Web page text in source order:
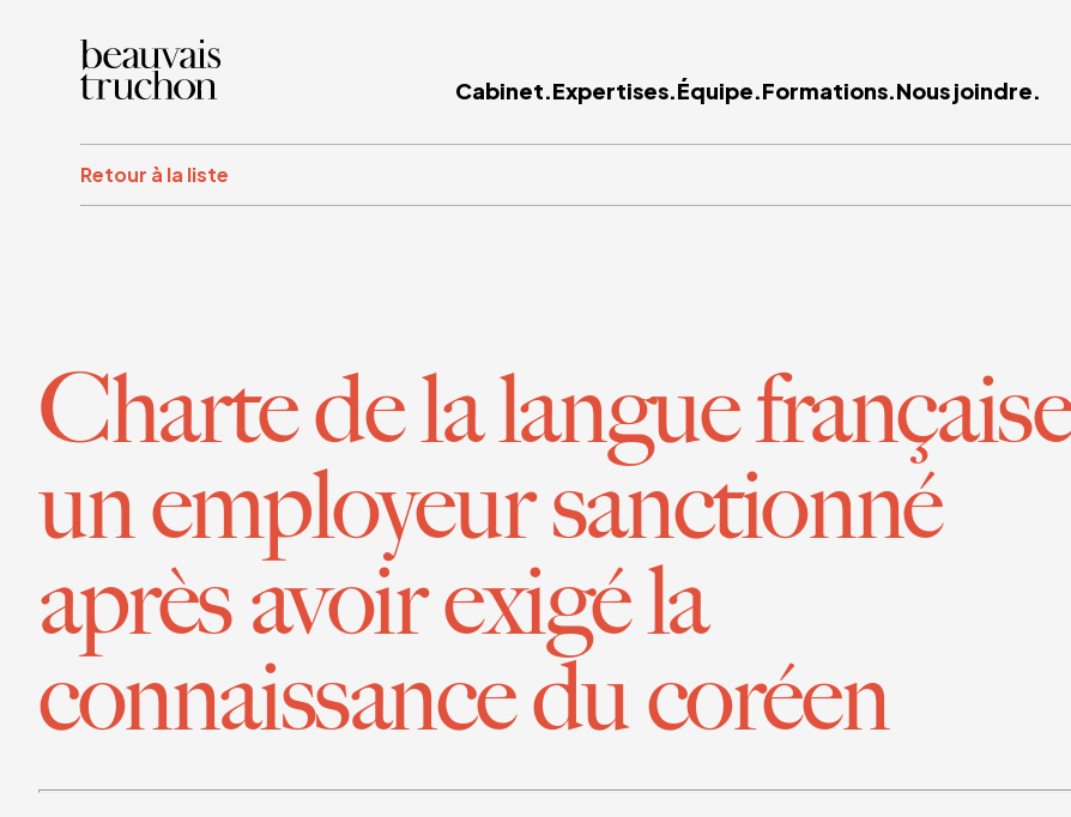
Cabinet.Expertises.Équipe.Formations.Nous joindre.
Retour à la liste
Charte de la langue
un employeur sanctionné
après avoir exigé la
connaissance du coréen